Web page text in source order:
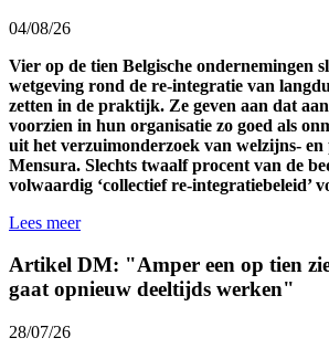
04/08/26
Vier op de tien Belgische ondernemingen
wetgeving rond de re-integratie van
zetten in de praktijk. Ze geven aan dat
voorzien in hun organisatie zo goed als
uit het verzuimonderzoek van welzijns- en
Mensura. Slechts twaalf procent van de
volwaardig ‘collectief re-integratiebeleid’
Lees meer
Artikel DM: "Amper een op tien
gaat opnieuw deeltijds werken"
28/07/26